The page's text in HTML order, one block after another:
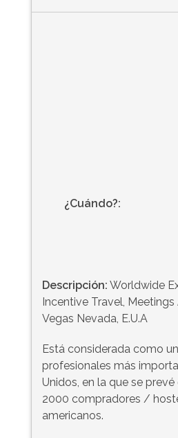
¿Cuándo?:
Descripción: Worldwide
Incentive Travel,
Vegas Nevada, E.U.A
Está considerada como
profesionales más
Unidos, en la que se
2000 compradores /
americanos.